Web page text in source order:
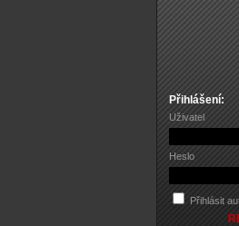
Přihlášení:
Uživatel
Heslo
Přihlásit